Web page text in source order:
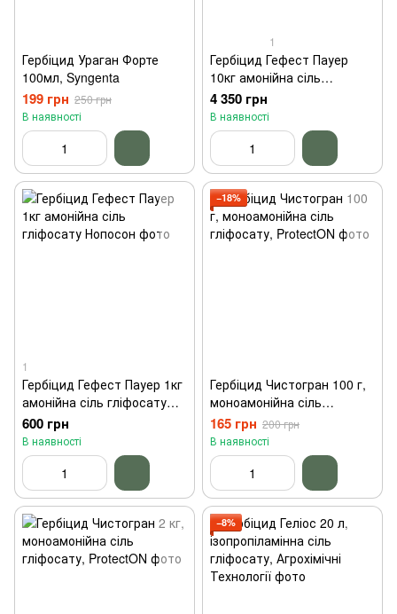
Гербіцид Ураган Форте
100мл, Syngenta
199 грн 250 грн
В наявності
1
Гербіцид Гефест Пауер
10кг амонійна сіль
гліфосату Нопосон
4 350 грн
В наявності
1
Гербіцид Гефест Пауер 1кг
амонійна сіль гліфосату
Нопосон
600 грн
В наявності
−18%
Гербіцид Чистогран 100 г,
моноамонійна сіль
гліфосату, ProtectON
165 грн 200 грн
В наявності
−8%